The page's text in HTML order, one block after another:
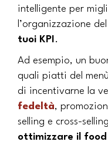
intelligente per
l’organizzazione
tuoi KPI .
Ad esempio, un
quali piatti del
di incentivarne la
fedeltà,
selling e cross-
ottimizzare il food